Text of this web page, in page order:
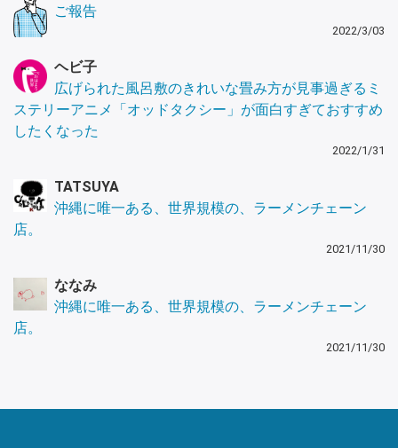
ご報告
2022/3/03
ヘビ子
広げられた風呂敷のきれいな畳み方が見事過ぎるミ
ステリーアニメ「オッドタクシー」が面白すぎておすすめ
したくなった
2022/1/31
TATSUYA
沖縄に唯一ある、世界規模の、ラーメンチェーン
店。
2021/11/30
ななみ
沖縄に唯一ある、世界規模の、ラーメンチェーン
店。
2021/11/30